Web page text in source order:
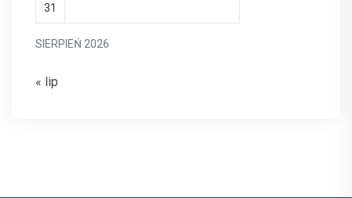
SIERPIEŃ 2026
31
« lip